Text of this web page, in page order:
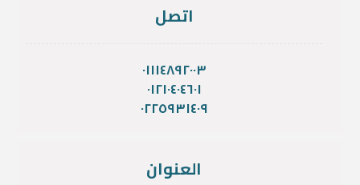
اتصل
٠١١١٤٨٩٢٠٠٣
٠١٢١٠٤٠٤٦٠١
٠٢٢٥٩٣١٤٠٩
العنوان